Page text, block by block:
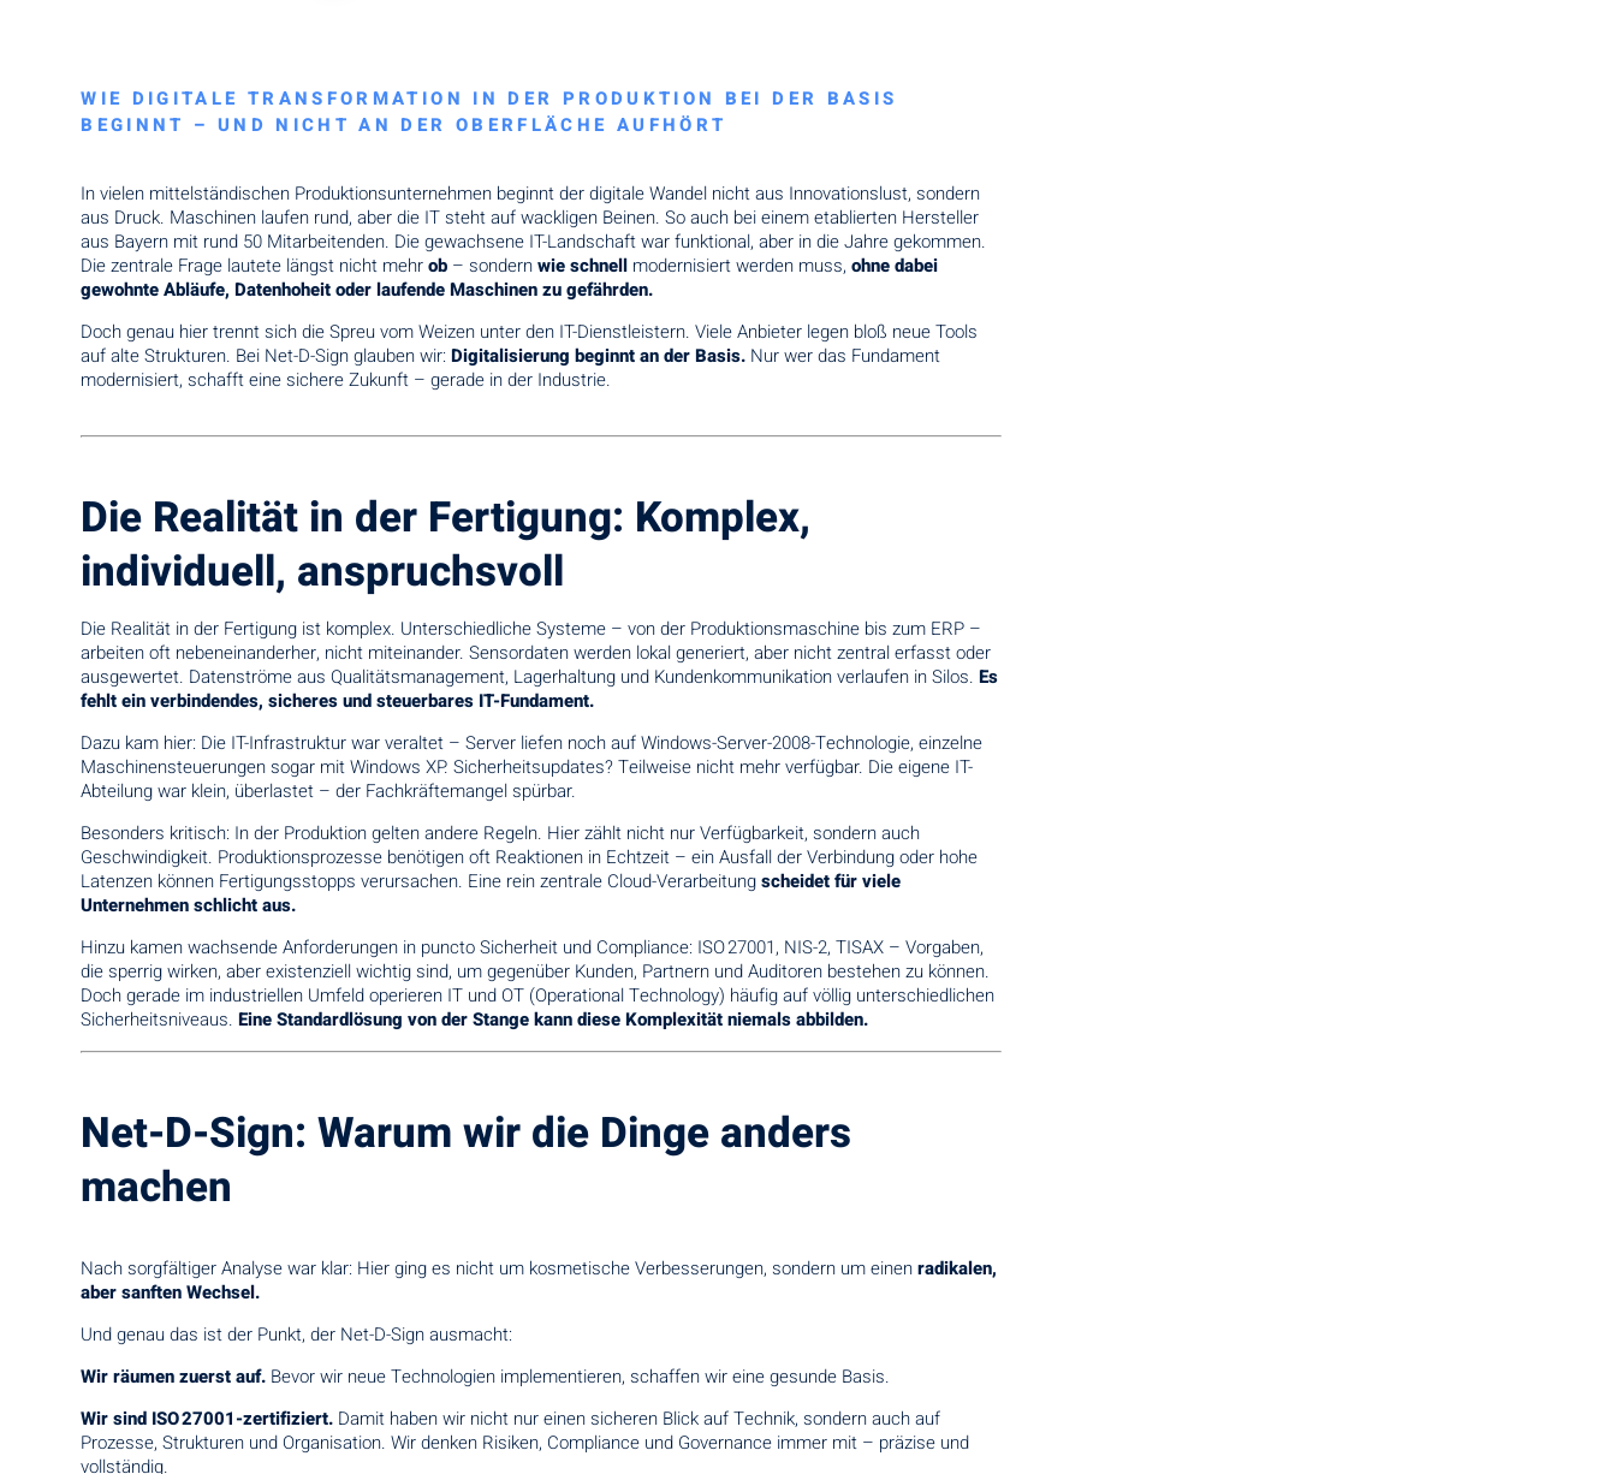
WIE DIGITALE TRANSFORMATION IN DER PRODUKTION BEI DER BASIS
BEGINNT – UND NICHT AN DER OBERFLÄCHE AUFHÖRT
In vielen mittelständischen Produktionsunternehmen beginnt der digitale Wandel nicht aus Innovationslust, sondern
aus Druck. Maschinen laufen rund, aber die IT steht auf wackligen Beinen. So auch bei einem etablierten Hersteller
aus Bayern mit rund 50 Mitarbeitenden. Die gewachsene IT-Landschaft war funktional, aber in die Jahre gekommen.
Die zentrale Frage lautete längst nicht mehrob – sondernwie schnell modernisiert werden muss,ohne dabei
gewohnte Abläufe, Datenhoheit oder laufende Maschinen zu gefährden.
Doch genau hier trennt sich die Spreu vom Weizen unter den IT-Dienstleistern. Viele Anbieter legen bloß neue Tools
auf alte Strukturen. Bei Net-D-Sign glauben wir:Digitalisierung beginnt an der Basis. Nur wer das Fundament
modernisiert, schafft eine sichere Zukunft – gerade in der Industrie.
Die Realität in der Fertigung: Komplex,
individuell, anspruchsvoll
Die Realität in der Fertigung ist komplex. Unterschiedliche Systeme – von der Produktionsmaschine bis zum ERP –
arbeiten oft nebeneinanderher, nicht miteinander. Sensordaten werden lokal generiert, aber nicht zentral erfasst oder
ausgewertet. Datenströme aus Qualitätsmanagement, Lagerhaltung und Kundenkommunikation verlaufen in Silos.Es
fehlt ein verbindendes, sicheres und steuerbares IT-Fundament.
Dazu kam hier: Die IT-Infrastruktur war veraltet – Server liefen noch auf Windows-Server-2008-Technologie, einzelne
Maschinensteuerungen sogar mit Windows XP. Sicherheitsupdates? Teilweise nicht mehr verfügbar. Die eigene IT-
Abteilung war klein, überlastet – der Fachkräftemangel spürbar.
Besonders kritisch: In der Produktion gelten andere Regeln. Hier zählt nicht nur Verfügbarkeit, sondern auch
Geschwindigkeit. Produktionsprozesse benötigen oft Reaktionen in Echtzeit – ein Ausfall der Verbindung oder hohe
Latenzen können Fertigungsstopps verursachen. Eine rein zentrale Cloud-Verarbeitungscheidet für viele
Unternehmen schlicht aus.
Hinzu kamen wachsende Anforderungen in puncto Sicherheit und Compliance: ISO 27001, NIS-2, TISAX – Vorgaben,
die sperrig wirken, aber existenziell wichtig sind, um gegenüber Kunden, Partnern und Auditoren bestehen zu können.
Doch gerade im industriellen Umfeld operieren IT und OT (Operational Technology) häufig auf völlig unterschiedlichen
Sicherheitsniveaus.Eine Standardlösung von der Stange kann diese Komplexität niemals abbilden.
Net-D-Sign: Warum wir die Dinge anders
machen
Nach sorgfältiger Analyse war klar: Hier ging es nicht um kosmetische Verbesserungen, sondern um einenradikalen,
aber sanften Wechsel.
Und genau das ist der Punkt, der Net-D-Sign ausmacht:
Wir räumen zuerst auf. Bevor wir neue Technologien implementieren, schaffen wir eine gesunde Basis.
Wir sind ISO 27001-zertifiziert. Damit haben wir nicht nur einen sicheren Blick auf Technik, sondern auch auf
Prozesse, Strukturen und Organisation. Wir denken Risiken, Compliance und Governance immer mit – präzise und
vollständig.